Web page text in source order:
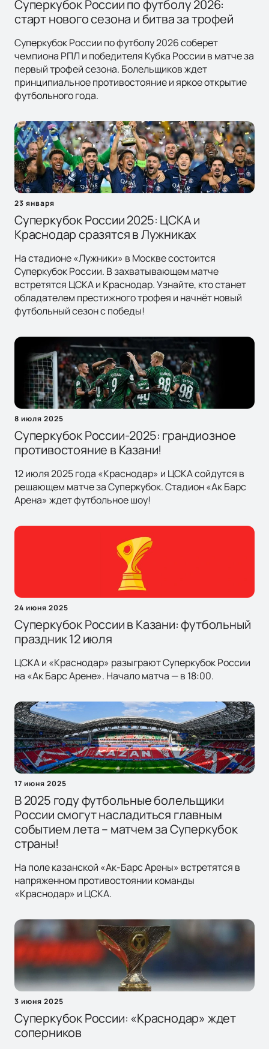
Суперкубок России по футболу 2026:
старт нового сезона и битва за трофей
Суперкубок России по футболу 2026 соберет
чемпиона РПЛ и победителя Кубка России в матче за
первый трофей сезона. Болельщиков ждет
принципиальное противостояние и яркое открытие
футбольного года.
23 января
Суперкубок России 2025: ЦСКА и
Краснодар сразятся в Лужниках
На стадионе «Лужники» в Москве состоится
Суперкубок России. В захватывающем матче
встретятся ЦСКА и Краснодар. Узнайте, кто станет
обладателем престижного трофея и начнёт новый
футбольный сезон с победы!
8 июля 2025
Суперкубок России-2025: грандиозное
противостояние в Казани!
12 июля 2025 года «Краснодар» и ЦСКА сойдутся в
решающем матче за Суперкубок. Стадион «Ак Барс
Арена» ждет футбольное шоу!
24 июня 2025
Суперкубок России в Казани: футбольный
праздник 12 июля
ЦСКА и «Краснодар» разыграют Суперкубок России
на «Ак Барс Арене». Начало матча — в 18:00.
17 июня 2025
В 2025 году футбольные болельщики
России смогут насладиться главным
событием лета – матчем за Суперкубок
страны!
На поле казанской «Ак-Барс Арены» встретятся в
напряженном противостоянии команды
«Краснодар» и ЦСКА.
3 июня 2025
Суперкубок России: «Краснодар» ждет
соперников